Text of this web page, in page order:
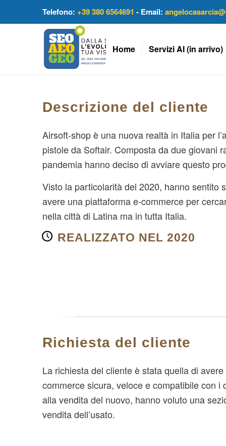
Telefono: +39 380 6564691 - Email:
Home Servizi AI (in arrivo)
Descrizione del cliente
Airsoft-shop è una nuova realtà in Italia per
pistole da Softair. Composta da due giovani
pandemia hanno deciso di avviare questo
Visto la particolarità del 2020, hanno sentito
avere una piattaforma e-commerce per
nella città di Latina ma in tutta Italia.
REALIZZATO NEL 2020
Richiesta del cliente
La richiesta del cliente è stata quella di
commerce sicura, veloce e compatibile con
alla vendita del nuovo, hanno voluto una
vendita dell’usato.